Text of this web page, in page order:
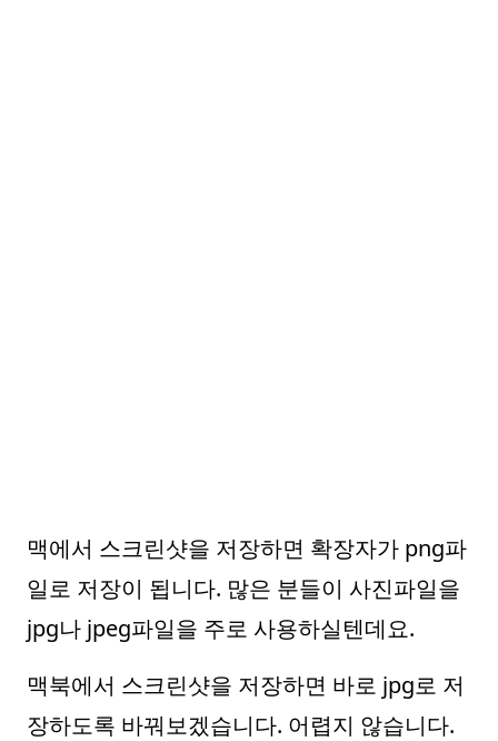
맥에서 스크린샷을 저장하면 확장자가 png파
일로 저장이 됩니다. 많은 분들이 사진파일을
jpg나 jpeg파일을 주로 사용하실텐데요.
맥북에서 스크린샷을 저장하면 바로 jpg로 저
장하도록 바꿔보겠습니다. 어렵지 않습니다.